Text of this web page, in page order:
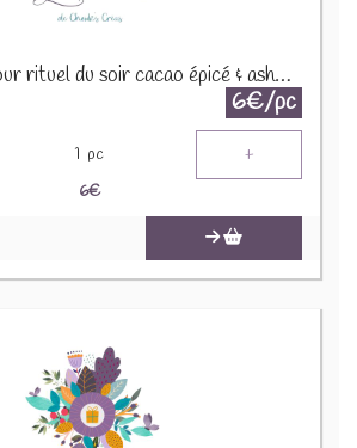
Préparation pour rituel du soir cacao épicé & ashwaganda 30g
6€/pc
1 pc +
6€